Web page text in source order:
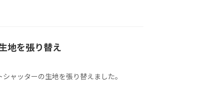
地を張り替え
ャッターの生地を張り替えました。